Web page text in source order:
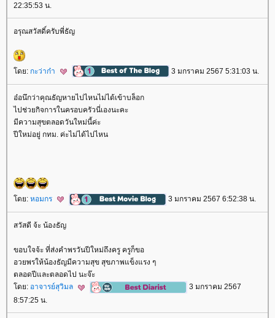
22:35:53 น.
อรุณสวัสดิ์ครับพี่ธัญ
ดย: กะว่าก๋า 3 มกราคม 2567 5:31:03 น.
อ๋อนึกว่าคุณธัญหายไปไหนไม่ได้เข้าบล็อก
ไปช่วยกิจการในครอบครัวนี่เองนะคะ
มีความสุขตลอดวันใหม่นี้ค่ะ
ปีใหม่อยู่ กทม. ค่ะไม่ได้ไปไหน
ดย: หอมกร 3 มกราคม 2567 6:52:38 น.
สวัสดี จ้ะ น้องธัญ
ขอบใจจ้ะ ที่ส่งคำพรวันปีใหม่ถึงครู ครูก็ขอ
อวยพรให้น้องธัญมีความสุข สุขภาพแข็งแรง ๆ
ตลอดปีและตลอดไป นะจ๊ะ
ดย: อาจารย์สุวิมล
3 มกราคม 2567
8:57:25 น.